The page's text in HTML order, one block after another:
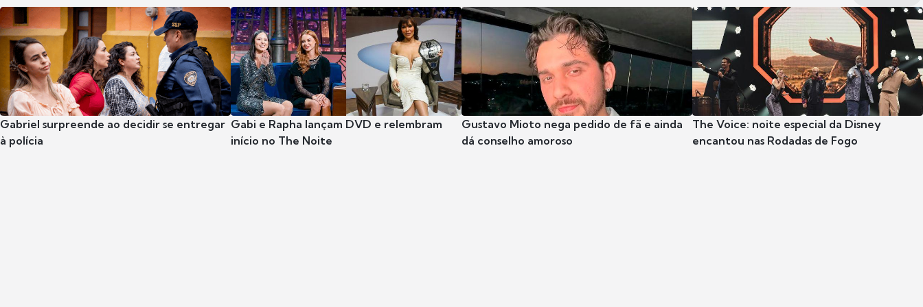
Gabriel surpreende ao decidir se entregar
à polícia
Gabi e Rapha lançam DVD e relembram
início no The Noite
Gustavo Mioto nega pedido de fã e ainda
dá conselho amoroso
The Voice: noite especial da Disney
encantou nas Rodadas de Fogo